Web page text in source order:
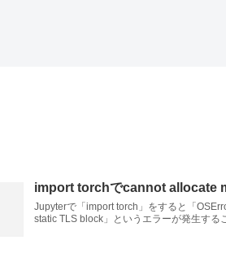
import torchでcannot allocate
Jupyterで「import torch」をすると「
static TLS block」というエラーが発生す